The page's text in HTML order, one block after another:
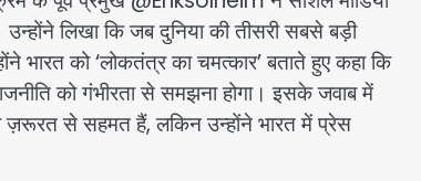
लिखा कि जब दुनिया की तीसरी सबसे बड़ी
भारत को ‘लोकतंत्र का चमत्कार’ बताते हुए कहा कि
को गंभीरता से समझना होगा। इसके जवाब में
से सहमत हैं, लकिन उन्होंने भारत में प्रेस